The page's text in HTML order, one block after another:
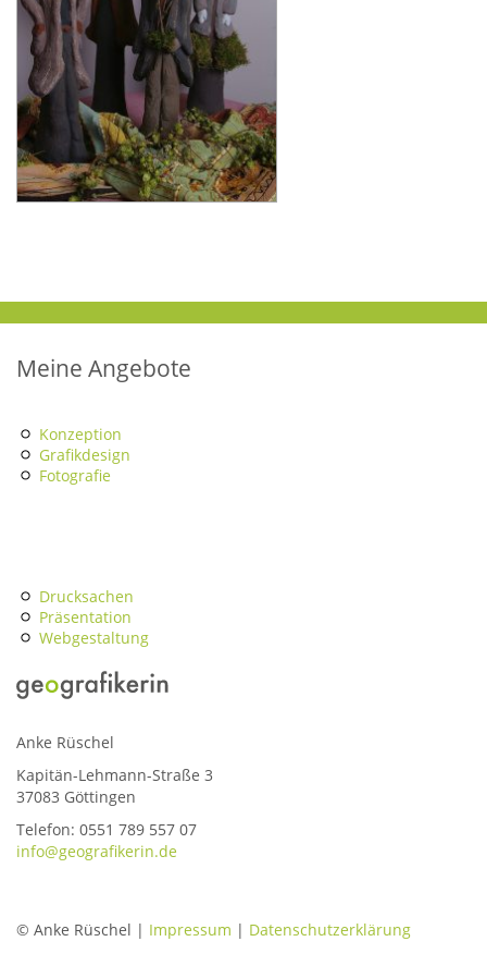
Meine Angebote
Konzeption
Grafikdesign
Fotografie
Drucksachen
Präsentation
Webgestaltung
Anke Rüschel
Kapitän-Lehmann-Straße 3
37083 Göttingen
Telefon: 0551 789 557 07
info@geografikerin.de
© Anke Rüschel | Impressum | Datenschutzerklärung